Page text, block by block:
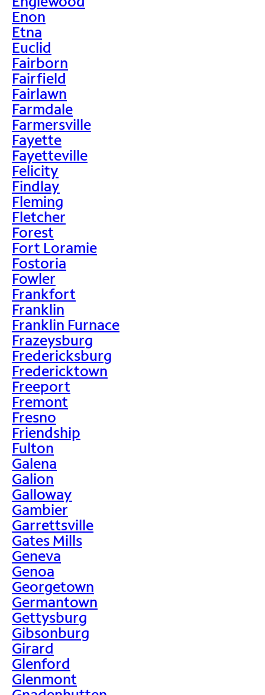
Enon
Etna
Euclid
Fairborn
Fairfield
Fairlawn
Farmdale
Farmersville
Fayette
Fayetteville
Felicity
Findlay
Fleming
Fletcher
Forest
Fort Loramie
Fostoria
Fowler
Frankfort
Franklin
Franklin Furnace
Frazeysburg
Fredericksburg
Fredericktown
Freeport
Fremont
Fresno
Friendship
Fulton
Galena
Galion
Galloway
Gambier
Garrettsville
Gates Mills
Geneva
Genoa
Georgetown
Germantown
Gettysburg
Gibsonburg
Girard
Glenford
Glenmont